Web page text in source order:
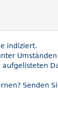
indiziert.
Senden